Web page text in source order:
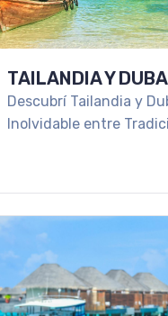
TAILANDIA Y
Descubrí Tailandia y
Inolvidable entre